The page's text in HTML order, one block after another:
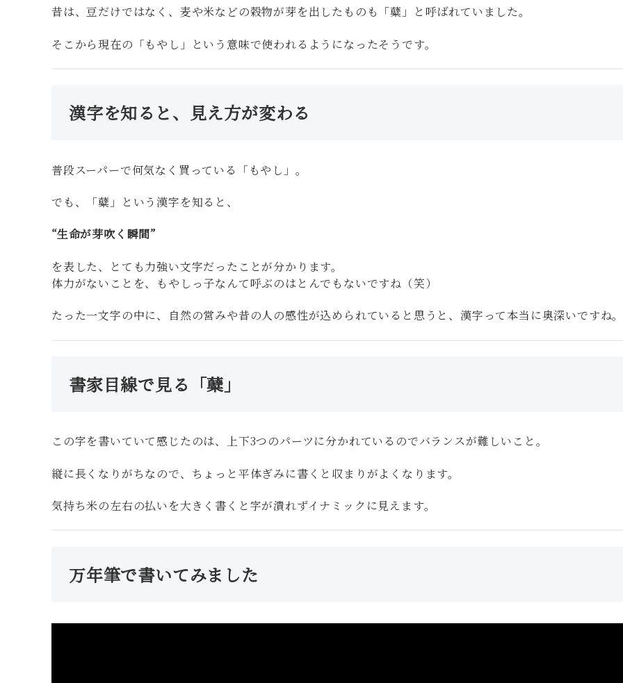
昔は、豆だけではなく、麦や米などの穀物が芽を出したものも「糵」と呼ばれていました。
そこから現在の「もやし」という意味で使われるようになったそうです。
漢字を知ると、見え方が変わる
普段スーパーで何気なく買っている「もやし」。
でも、「糵」という漢字を知ると、
“生命が芽吹く瞬間”
を表した、とても力強い文字だったことが分かります。
体力がないことを、もやしっ子なんて呼ぶのはとんでもないですね（笑）
たった一文字の中に、自然の営みや昔の人の感性が込められていると思うと、漢字って本当に奥深いですね
書家目線で見る「糵」
この字を書いていて感じたのは、上下3つのパーツに分かれているのでバランスが難しいこと。
縦に長くなりがちなので、ちょっと平体ぎみに書くと収まりがよくなります。
気持ち米の左右の払いを大きく書くと字が潰れずイナミックに見えます。
万年筆で書いてみました